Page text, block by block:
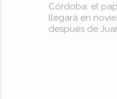
Córdoba: el
llegará en
después de